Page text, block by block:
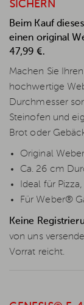
SICHERN
Beim Kauf
einen original
47,99 €.
Machen Sie
hochwertige
Durchmesser
Steinofen und
Brot oder
Original
Ca. 26 cm
Ideal für
Für Weber®
Keine
von uns
Vorrat reicht.